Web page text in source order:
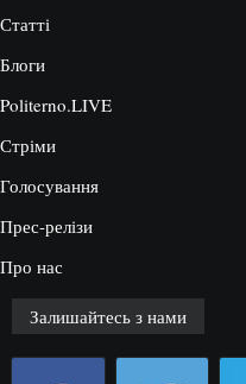
Статті
Блоги
Politerno.LIVE
Стріми
Голосування
Прес-релізи
Про нас
Залишайтесь з нами